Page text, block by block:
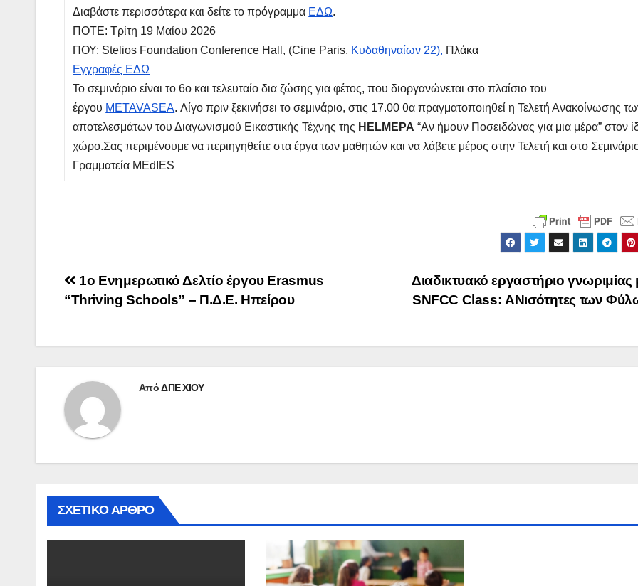
Διαβάστε περισσότερα και δείτε το πρόγραμμα ΕΔΩ.
ΠΟΤΕ: Τρίτη 19 Μαίου 2026
ΠΟΥ: Stelios Foundation Conference Hall, (Cine Paris, Κυδαθηναίων 22), Πλάκα
Εγγραφές ΕΔΩ
Το σεμινάριο είναι το 6ο και τελευταίο δια ζώσης για φέτος, που διοργανώνεται στο πλαίσιο του
έργου METAVASEA. Λίγο πριν ξεκινήσει το σεμινάριο, στις 17.00 θα πραγματοποιηθεί η Τελετή Ανακοίνωσης
αποτελεσμάτων του Διαγωνισμού Εικαστικής Τέχνης της HELMEPA“Αν ήμουν Ποσειδώνας για μια μέρα” στον
χώρο.Σας περιμένουμε να περιηγηθείτε στα έργα των μαθητών και να λάβετε μέρος στην Τελετή και στο
Γραμματεία MEdIES
Πλοήγηση
άρθρων
Διαδικτυακό εργαστήριο γνωριμίας
SNFCC Class: ΑΝισότητες των
1ο Ενημερωτικό Δελτίο έργου Erasmus
“Thriving Schools” – Π.Δ.Ε. Ηπείρου
ΑπόΔΠΕ ΧΙΟΥ
ΣΧΕΤΙΚΌ ΆΡΘΡΟ